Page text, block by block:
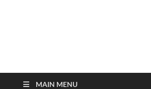
MAIN MENU